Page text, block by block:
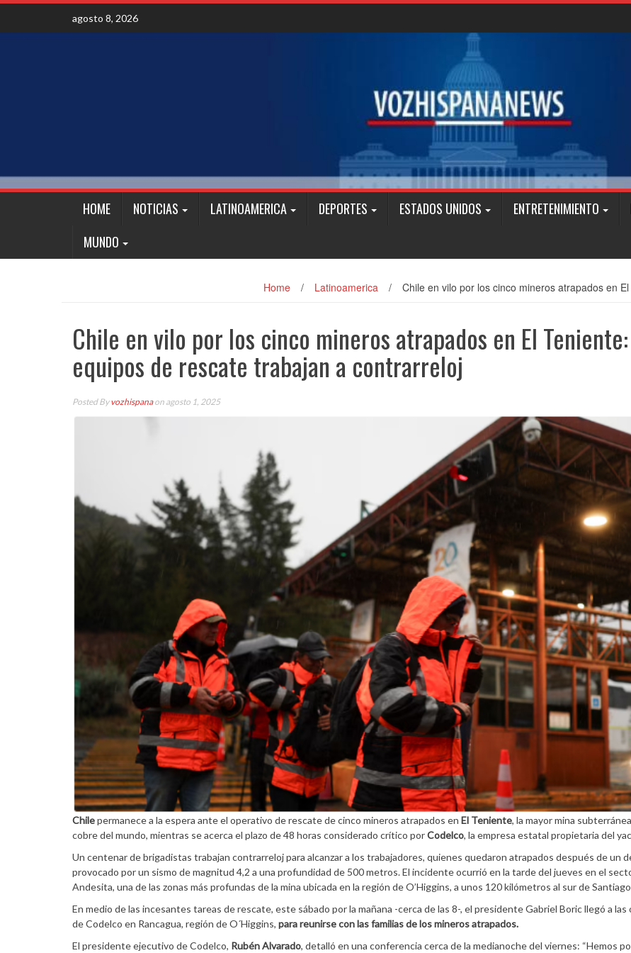
Skip
content
agosto 8, 2026
HOME NOTICIAS LATINOAMERICA DEPORTES ESTADOS UNIDOS ENTRETENIMIENTO
MUNDO
Home / Latinoamerica / Chile en vilo por los cinco mineros atrapados en
Chile en vilo por los cinco mineros atrapados en El
equipos de rescate trabajan a contrarreloj
Posted Byvozhispanaon agosto 1, 2025
Chilepermanece a la espera ante el operativo de rescate de cinco mineros atrapados en El Teniente, la mayor mina
cobre del mundo, mientras se acerca el plazo de 48 horas considerado crítico porCodelco, la empresa estatal propietaria del
Un centenar de brigadistas trabajan contrarreloj para alcanzar a los trabajadores, quienes quedaron atrapados después de un
provocado por un sismo de magnitud 4,2 a una profundidad de 500 metros. El incidente ocurrió en la tarde del jueves en el
Andesita, una de las zonas más profundas de la mina ubicada en la región de O’Higgins, a unos 120 kilómetros al sur de
En medio de las incesantes tareas de rescate, este sábado por la mañana -cerca de las 8-, el presidente Gabriel Boric llegó a las
de Codelco en Rancagua, región de O´Higgins, para reunirse con las familias de los mineros atrapados.
El presidente ejecutivo de Codelco, Rubén Alvarado, detalló en una conferencia cerca de la medianoche del viernes: “Hemos